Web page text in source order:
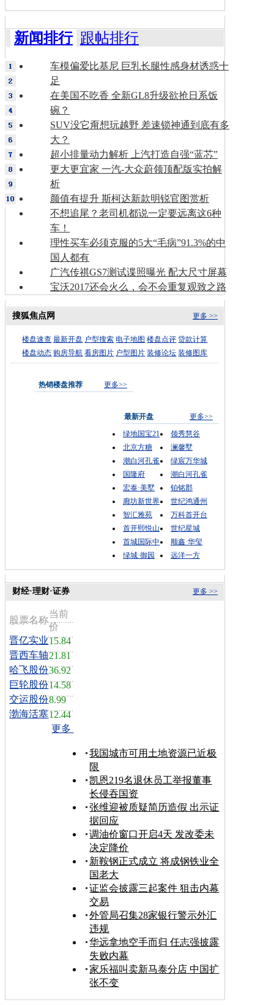
新闻排行 跟帖排行
车模偏爱比基尼 巨乳长腿性感身材诱惑十
足
在美国不吃香 全新GL8升级欲抢日系饭
碗？
SUV没它甭想玩越野 差速锁神通到底有多
大？
超小排量动力解析 上汽打造自强“蓝芯”
更大更宜家 一汽-大众蔚领顶配版实拍解
析
颜值有提升 斯柯达新款明锐官图赏析
不想追尾？老司机都说一定要远离这6种
车！
理性买车必须克服的5大“毛病”91.3%的中
国人都有
广汽传祺GS7测试谍照曝光 配大尺寸屏幕
宝沃2017还会火么，会不会重复观致之路
更多 >>
搜狐焦点网
楼盘速查 最新开盘 户型搜索 电子地图 楼盘点评 贷款计算
楼盘动态 购房导航 看房图片 户型图片 装修论坛 装修图库
热销楼盘推荐 更多>>
最新开盘
更多>>
绿地国宝21
领秀慧谷
北京方糖
澜馨墅
潮白河孔雀
绿宸万华城
国隆府
潮白河孔雀
宏泰·美墅
铂铭郡
廊坊新世界
世纪鸿通州
智汇雅苑
万科首开台
首开熙悦山
世纪星城
首城国际中
顺鑫·华玺
绿城·御园
远洋一方
更多 >>
财经·理财·证券
股票名称
当前
价
晋亿实业15.84
晋西车轴21.81
哈飞股份36.92
巨轮股份14.58
交运股份8.99
渤海活塞12.44
更多
我国城市可用土地资源已近极
限
凯恩219名退休员工举报董事
长侵吞国资
张维迎被质疑简历造假 出示证
据回应
调油价窗口开启4天 发改委未
决定降价
新鞍钢正式成立 将成钢铁业全
国老大
证监会披露三起案件 狙击内幕
交易
外管局召集28家银行警示外汇
违规
华远拿地空手而归 任志强披露
失败内幕
家乐福叫卖新马泰分店 中国扩
张不变